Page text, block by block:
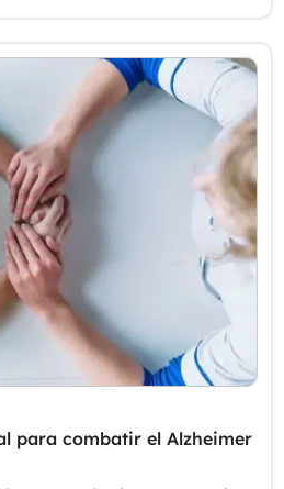
para combatir el Alzheimer